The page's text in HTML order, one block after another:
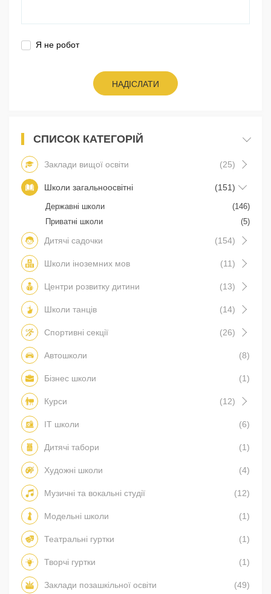
Я не робот
НАДІСЛАТИ
СПИСОК КАТЕГОРІЙ
Заклади вищої освіти (25)
Школи загальноосвітні (151)
Державні школи
(146)
Приватні школи
(5)
Дитячі садочки (154)
Школи іноземних мов (11)
Центри розвитку дитини (13)
Школи танців (14)
Спортивні секції (26)
Автошколи (8)
Бізнес школи (1)
Курси (12)
IT школи (6)
Дитячі табори (1)
Художні школи (4)
Музичні та вокальні студії (12)
Модельні школи (1)
Театральні гуртки (1)
Творчі гуртки (1)
Заклади позашкільної освіти (49)